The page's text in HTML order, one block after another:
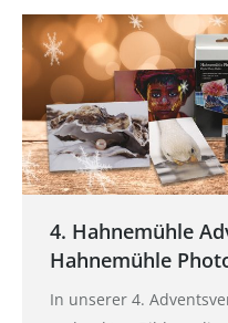
4. Hahnemühle
Hahnemühle
In unserer 4.